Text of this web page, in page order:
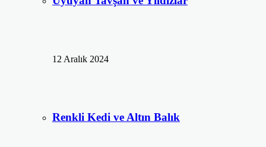
12 Aralık 2024
Renkli Kedi ve Altın Balık